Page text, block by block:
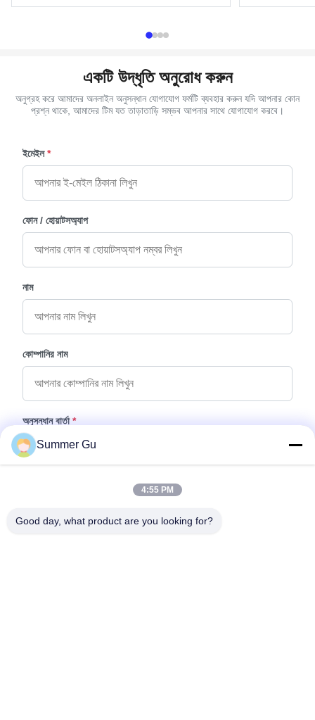
Union Main Market South America Material
Item Name
একটি উদ্ধৃতি অনুরোধ করুন
অনুগ্রহ করে আমাদের অনলাইন অনুসন্ধান যোগাযোগ ফর্মটি ব্যবহার করুন যদি আপনার কোন
প্রশ্ন থাকে, আমাদের টিম যত তাড়াতাড়ি সম্ভব আপনার সাথে যোগাযোগ করবে।
ইমেইল *
ফোন / হোয়াটসঅ্যাপ
নাম
কোম্পানির নাম
অনুসন্ধান বার্তা *
Summer Gu
4:55 PM
Good day, what product are you looking for?